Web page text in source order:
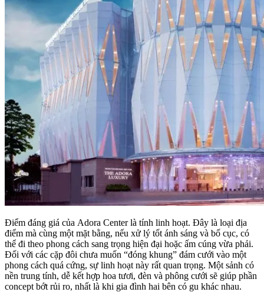
Điểm đáng giá của Adora Center là tính linh hoạt. Đây là loại địa
điểm mà cùng một mặt bằng, nếu xử lý tốt ánh sáng và bố cục, có
thể đi theo phong cách sang trọng hiện đại hoặc ấm cúng vừa phải.
Đối với các cặp đôi chưa muốn “đóng khung” đám cưới vào một
phong cách quá cứng, sự linh hoạt này rất quan trọng. Một sảnh có
nền trung tính, dễ kết hợp hoa tươi, đèn và phông cưới sẽ giúp phần
concept bớt rủi ro, nhất là khi gia đình hai bên có gu khác nhau.